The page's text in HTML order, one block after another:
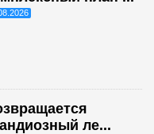
ле...